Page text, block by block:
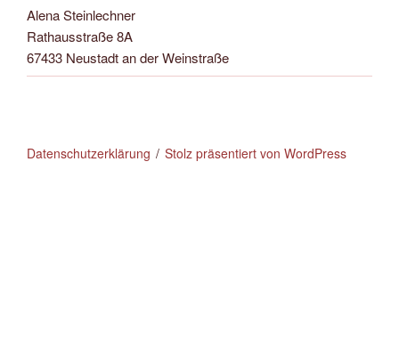
Alena Steinlechner
Rathausstraße 8A
67433 Neustadt an der Weinstraße
Datenschutzerklärung Stolz präsentiert von WordPress